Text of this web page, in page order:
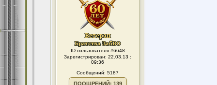
ID пользователя #6648
Зарегистрирован: 22.03.13 :
09:36
Сообщений: 5187
ПООЩРЕНИЙ: 139